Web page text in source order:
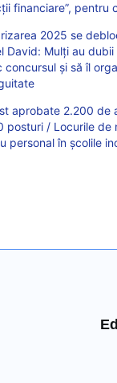
financiare”, pentru
2025 se
David: Mulți au
concursul și să îl
aprobate 2.200 de
posturi / Locurile de
personal în școlile